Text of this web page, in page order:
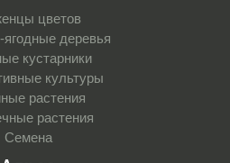
цветов
деревья
кустарники
культуры
растения
растения
Семена